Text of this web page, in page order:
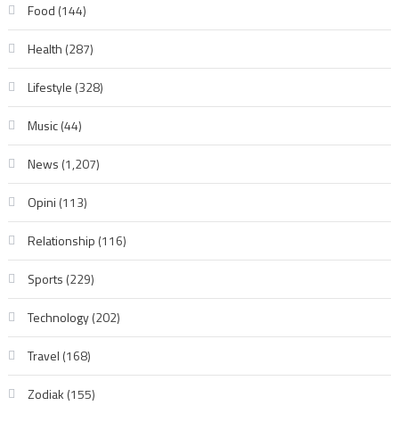
Food (144)
Health (287)
Lifestyle (328)
Music(44)
News (1,207)
Opini (113)
Relationship (116)
Sports (229)
Technology(202)
Travel (168)
Zodiak (155)